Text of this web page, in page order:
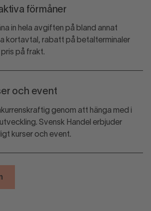
förmåner
in hela avgiften på bland annat
kortavtal­, rabatt på betalterminaler
på frakt.
och event
genom att hänga med i
Svensk Handel erbjuder
kurser och event.